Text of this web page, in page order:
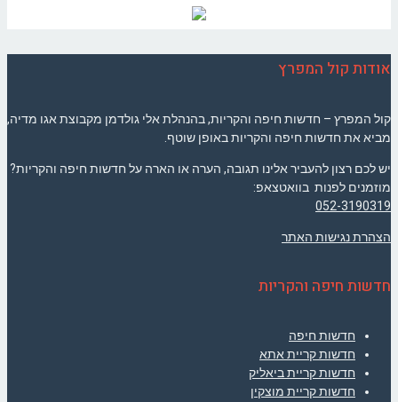
אודות קול המפרץ
קול המפרץ – חדשות חיפה והקריות, בהנהלת אלי גולדמן מקבוצת אגו מדיה,
מביא את חדשות חיפה והקריות באופן שוטף.
יש לכם רצון להעביר אלינו תגובה, הערה או הארה על חדשות חיפה והקריות?
מוזמנים לפנות בוואטצאפ:
052-3190319
הצהרת נגישות האתר
חדשות חיפה והקריות
חדשות חיפה
חדשות קריית אתא
חדשות קריית ביאליק
חדשות קריית מוצקין